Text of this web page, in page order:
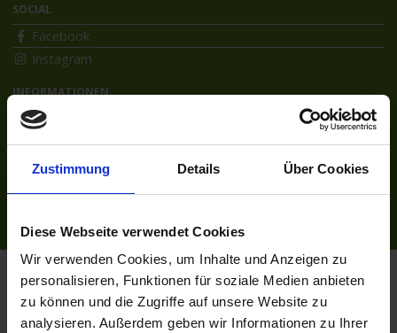
Zustimmung Details Über Cookies
Diese Webseite verwendet Cookies
Wir verwenden Cookies, um Inhalte und Anzeigen zu
personalisieren, Funktionen für soziale Medien anbieten
zu können und die Zugriffe auf unsere Website zu
analysieren. Außerdem geben wir Informationen zu Ihrer
SOCIAL
Facebook
Instagram
INFORMATIONEN
Bildnachweise
Impressum
AGB
Flussreisen.de© 2026